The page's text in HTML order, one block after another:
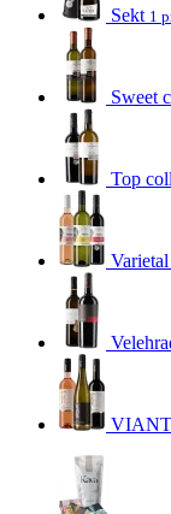
Sekt 1
Sweet
Top